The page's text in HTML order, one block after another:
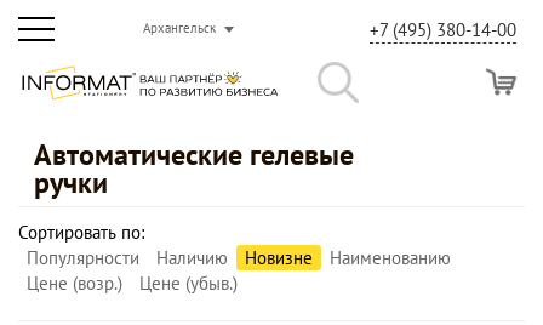
Архангельск +7 (495) 380-14-00
Автоматические гелевые
ручки
Сортировать по:
Популярности
Наличию Новизне
Наименованию
Цене (возр.)
Цене (убыв.)